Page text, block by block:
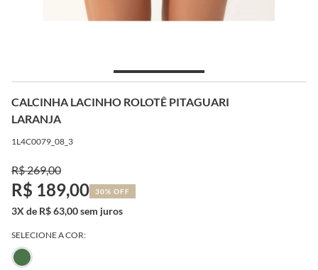
CALCINHA LACINHO ROLOTÊ PITAGUARI
LARANJA
1L4C0079_08_3
R$ 269,00
R$ 189,00 30% OFF
3X de R$ 63,00 sem juros
SELECIONE A COR: